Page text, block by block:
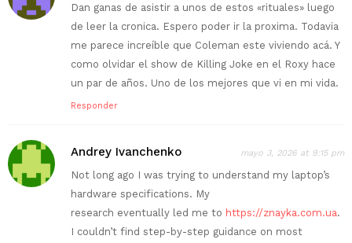
Dan ganas de asistir a unos de estos «rituales» luego
de leer la cronica. Espero poder ir la proxima. Todavia
me parece increíble que Coleman este viviendo acá. Y
como olvidar el show de Killing Joke en el Roxy hace
un par de años. Uno de los mejores que vi en mi vida.
Responder
Andrey Ivanchenko mayo 3, 2026 at 9:15 pm
Not long ago I was trying to understand my laptop’s
hardware specifications. My
research eventually led me to https://znayka.com.ua.
I couldn’t find step-by-step guidance on most